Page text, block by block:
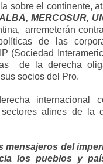
sobre el continente,
MERCOSUR,
arremeterán
de las
(Sociedad
de la derecha
socios del Pro.
internacional
afines de la
mensajeros del
los pueblos y